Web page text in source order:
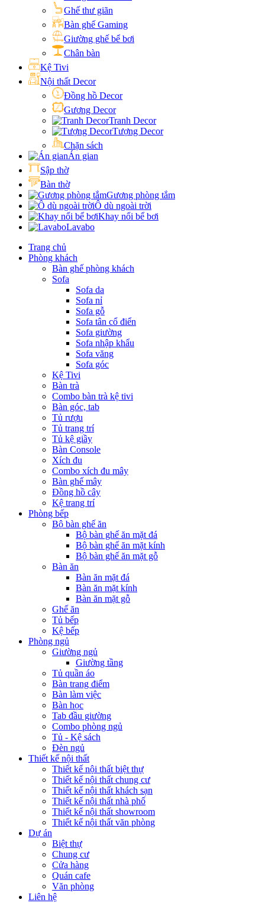
Ghế thư giãn
Bàn ghế Gaming
Giường ghế bể bơi
Chân bàn
Kệ Tivi
Nội thất Decor
Đồng hồ Decor
Gương Decor
Tranh Decor
Tượng Decor
Chặn sách
Án gian
Sập thờ
Bàn thờ
Gương phòng tắm
Ô dù ngoài trời
Khay nổi bể bơi
Lavabo
Trang chủ
Phòng khách
Bàn ghế phòng khách
Sofa
Sofa da
Sofa nỉ
Sofa gỗ
Sofa tân cổ điển
Sofa giường
Sofa nhập khẩu
Sofa văng
Sofa góc
Kệ Tivi
Bàn trà
Combo bàn trà kệ tivi
Bàn góc, tab
Tủ rượu
Tủ trang trí
Tủ kệ giầy
Bàn Console
Xích đu
Combo xích đu mây
Bàn ghế mây
Đồng hồ cây
Kệ trang trí
Phòng bếp
Bộ bàn ghế ăn
Bộ bàn ghế ăn mặt đá
Bộ bàn ghế ăn mặt kính
Bộ bàn ghế ăn mặt gỗ
Bàn ăn
Bàn ăn mặt đá
Bàn ăn mặt kính
Bàn ăn mặt gỗ
Ghế ăn
Tủ bếp
Kệ bếp
Phòng ngủ
Giường ngủ
Giường tầng
Tủ quần áo
Bàn trang điểm
Bàn làm việc
Bàn học
Tab đầu giường
Combo phòng ngủ
Tủ - Kệ sách
Đèn ngủ
Thiết kế nội thất
Thiết kế nội thất biệt thự
Thiết kế nội thất chung cư
Thiết kế nội thất khách sạn
Thiết kế nội thất nhà phố
Thiết kế nội thất showroom
Thiết kế nội thất văn phòng
Dự án
Biệt thự
Chung cư
Cửa hàng
Quán cafe
Văn phòng
Liên hệ